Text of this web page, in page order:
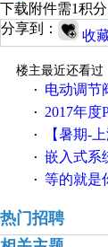
下载附件需1积分
分享到：
收
楼主最近还看过
·
电动调节
· 2017年度
· 【暑期-上海】
· 嵌入式系
· 等的就是你
热门招聘